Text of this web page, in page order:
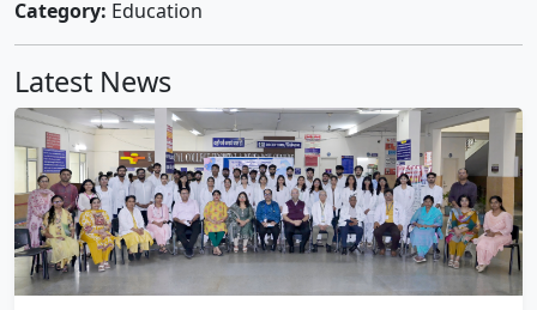
Category: Education
Latest News